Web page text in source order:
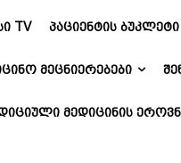
TV ᲞᲐᲪᲘᲔᲜᲢᲘᲡ ᲑᲣᲙᲚᲔᲢᲘ
ᲛᲔᲪᲜᲘᲔᲠᲔᲑᲔᲑᲘ
ᲛᲔᲓᲘᲪᲘᲜᲘᲡ